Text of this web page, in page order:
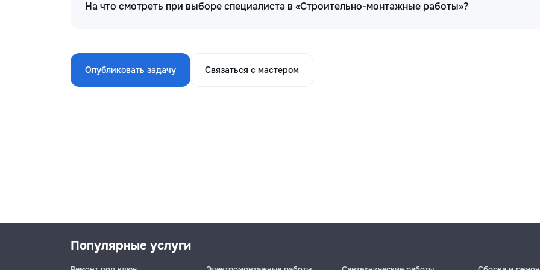
На что смотреть при выборе специалиста в «Строительно-монтажные работы»?
Опубликовать задачу Связаться с мастером
Популярные услуги